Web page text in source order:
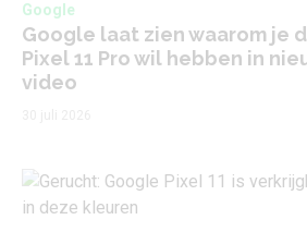
Google
Google laat zien waarom je
Pixel 11 Pro wil hebben in
video